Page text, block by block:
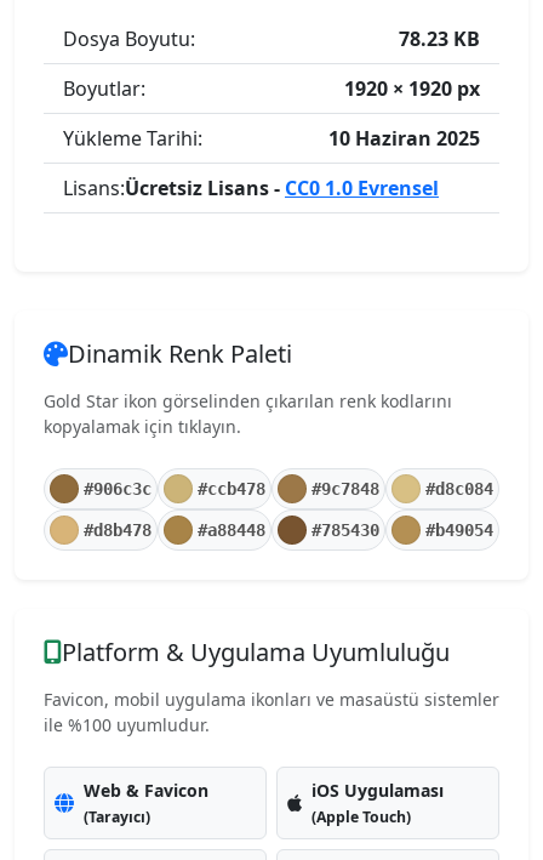
Dosya Boyutu:
78.23 KB
Boyutlar:
1920 × 1920 px
Yükleme Tarihi:
10 Haziran 2025
Lisans:Ücretsiz Lisans - CC0 1.0 Evrensel
Dinamik Renk Paleti
Gold Star ikon görselinden çıkarılan renk kodlarını
kopyalamak için tıklayın.
#906c3c #ccb478 #9c7848 #d8c084
#d8b478 #a88448 #785430 #b49054
Platform & Uygulama Uyumluluğu
Favicon, mobil uygulama ikonları ve masaüstü sistemler
ile %100 uyumludur.
Web & Favicon
(Tarayıcı)
iOS Uygulaması
(Apple Touch)